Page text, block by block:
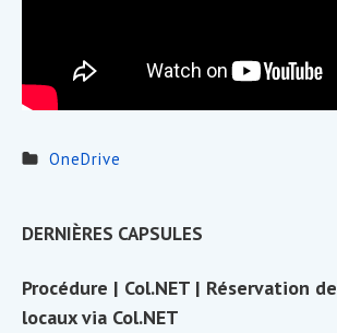
OneDrive
Sidebar
Widget
Area
DERNIÈRES CAPSULES
Procédure | Col.NET | Réservation de
locaux via Col.NET